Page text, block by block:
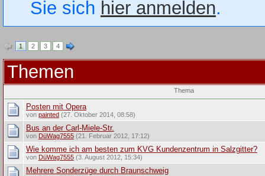
Sie sich hier anmelden.
1 2 3 4
Themen
Thema
Posten mit Opera
von painted (27. Oktober 2014, 08:58)
Bus an der Carl-Miele-Str.
von DüWag7555(21. Februar 2012, 17:12)
Wie komme ich am besten zum KVG Kundenzentrum in Salzgitter?
von DüWag7555(3. August 2012, 15:34)
Mehrere Sonderzüge durch Braunschweig